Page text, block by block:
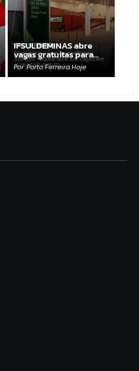
IFSULDEMINAS abre
vagas gratuitas para…
Por Porto Ferreira Hoje